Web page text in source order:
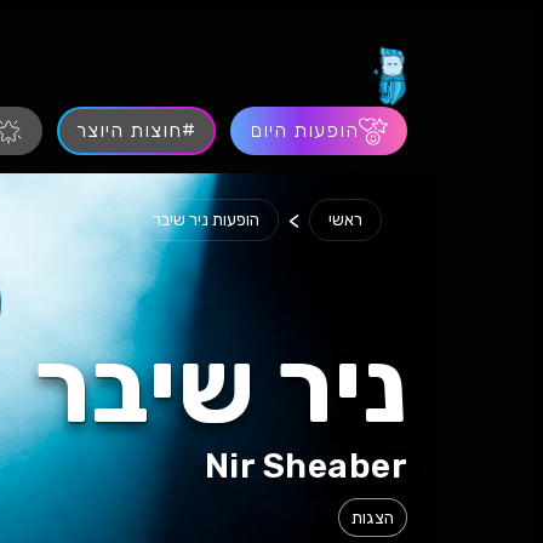
הופעות היום #חוצות היוצר
ראשי > הופעות ניר שיבר
ניר שיבר
Nir Sheaber
הצגות